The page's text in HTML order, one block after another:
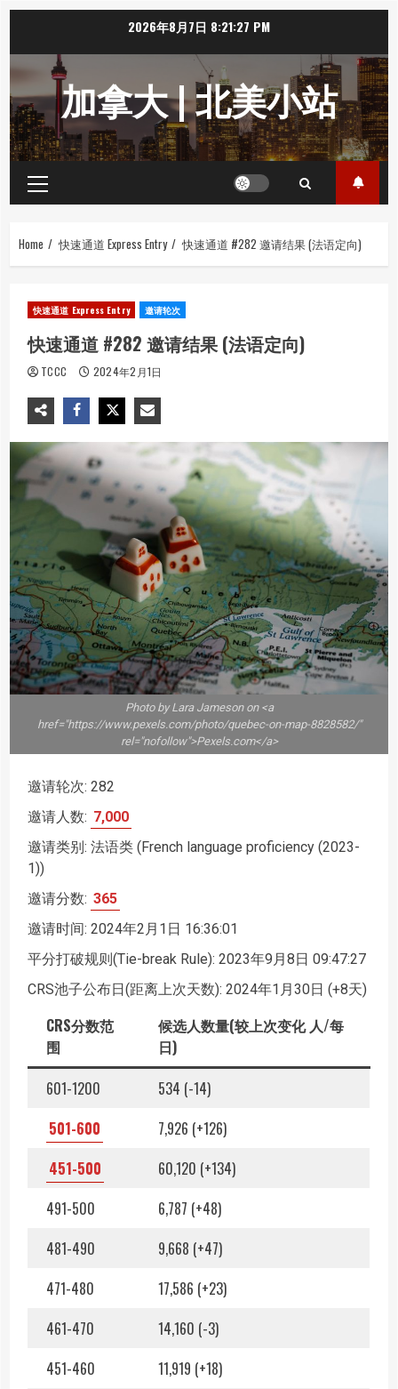
content
2026年8月7日 8:21:27 PM
加拿大 | 北美小站
Primary
Menu
Home 快速通道 Express Entry 快速通道 #282 邀请结果 (法语定向)
快速通道 Express Entry 邀请轮次
快速通道 #282 邀请结果 (法语定向)
TCCC 2024年2月1日
Photo by Lara Jameson on <a
href="https://www.pexels.com/photo/quebec-on-map-8828582/"
rel="nofollow">Pexels.com</a>
邀请轮次: 282
邀请人数: 7,000
邀请类别: 法语类 (French language proficiency (2023-
1))
邀请分数: 365
邀请时间: 2024年2月1日 16:36:01
平分打破规则(Tie-break Rule): 2023年9月8日 09:47:27
CRS池子公布日(距离上次天数): 2024年1月30日 (+8天)
CRS分数范
围
候选人数量(较上次变化 人/每
日)
601-1200
534 (-14)
501-600
7,926 (+126)
451-500
60,120 (+134)
491-500
6,787 (+48)
481-490
9,668 (+47)
471-480
17,586 (+23)
461-470
14,160 (-3)
451-460
11,919 (+18)